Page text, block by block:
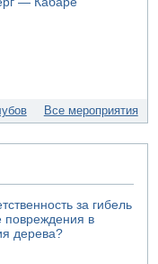
ножевые ранения
в Тель-
почти все
Кинерете
Все мероприятия
за гибель
повреждения в
дерева?